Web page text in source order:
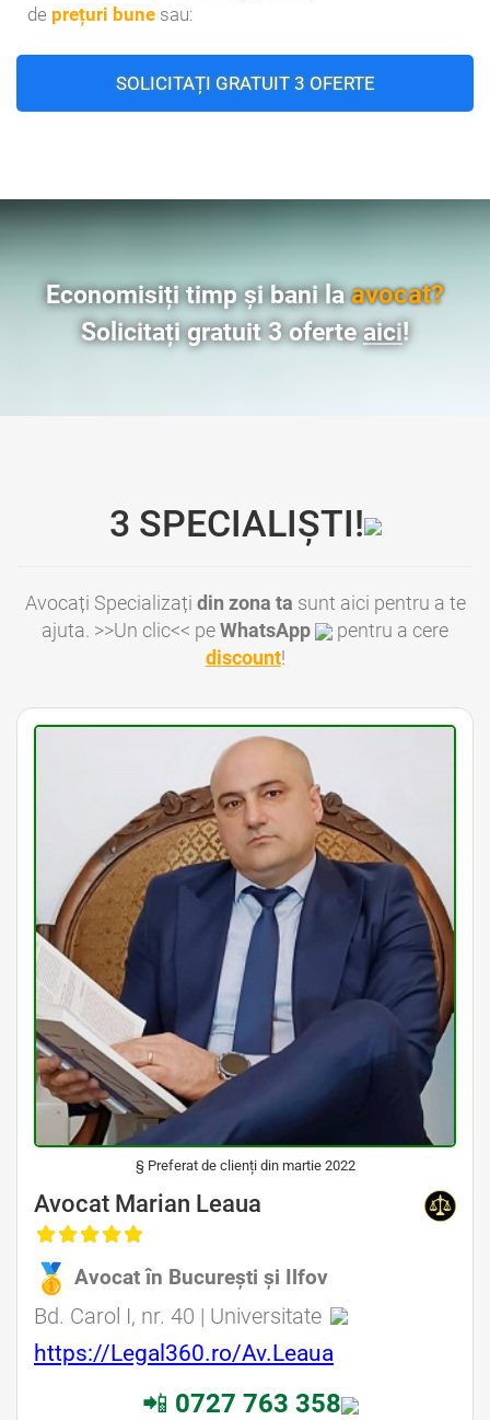
de prețuri bune sau:
SOLICITAȚI GRATUIT 3 OFERTE
Economisiți timp și bani laavocat?
Solicitați gratuit 3 oferteaici!
3 SPECIALIȘTI!
Avocați Specializați din zona ta sunt aici pentru a te
ajuta. >>Un clic<< peWhatsApp
pentru a cere
discount!
Avocat Bucuresti • Avocat Bun Bucuresti • Avocat Ieftin Bucuresti • Avocati Bucuresti • Avocati Sector 1 Bucuresti • Avocati Sector 2 Bucuresti • Avocati Sector 3 Bucuresti • Avocati Sector 4 Bucuresti • Avocati Sector 5 Bucuresti • Avocati Sector 6 Bucuresti
§ Preferat de clienți din martie 2022
Avocat Specializat în Drept Civil • Avocat Specializat în Dreptul Familiei • Avocat Specializat în Drept Medical • Avocat
Avocat Marian Leaua
Avocat în București și Ilfov
Bd. Carol I, nr. 40 | Universitate
https://Legal360.ro/Av.Leaua
📲 0727 763 358